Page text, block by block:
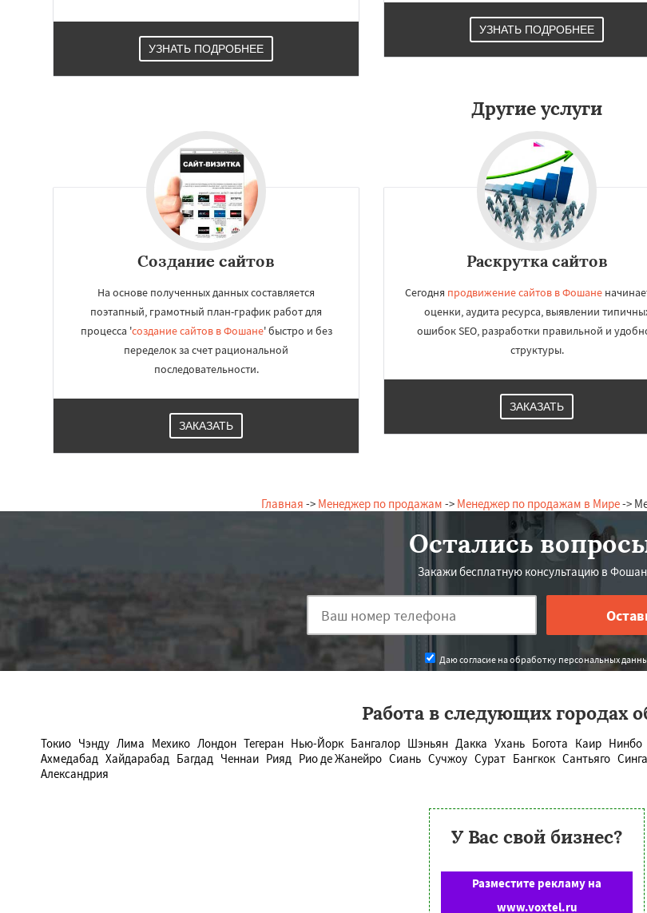
Багдад Ченнаи
Сиань
Сантьяго
Сингапур
Харбин Дар-эс-Салам
УЗНАТЬ ПОДРОБНЕЕ
УЗНАТЬ ПОДРОБНЕЕ
Другие услуги
Создание сайтов
На основе полученных данных составляется
поэтапный, грамотный план-график работ для
процесса 'создание сайтов в Фошане' быстро и без
переделок за счет рациональной
последовательности.
ЗАКАЗАТЬ
Раскрутка сайтов
Сегодня продвижение сайтов в Фошане
оценки, аудита ресурса, выявлении
ошибок SEO, разработки правильной и
структуры.
ЗАКАЗАТЬ
Главная -> Менеджер по продажам -> Менеджер по продажам в Мире->
Остались
Закажи бесплатную консультацию в
Даю согласие на обработку персональных
Работа в следующих городах
Токио Чэнду Лима Мехико Лондон Тегеран Нью-Йорк Бангалор Шэньян Дакка Ухань Богота Каир Нинбо
Ахмедабад Хайдарабад Багдад Ченнаи Рияд Рио де Жанейро Сиань Сучжоу Сурат Бангкок Сантьяго
Александрия
У Вас свой бизнес?
Разместите рекламу на
www.voxtel.ru
Даю согласие на обработку персональных данных